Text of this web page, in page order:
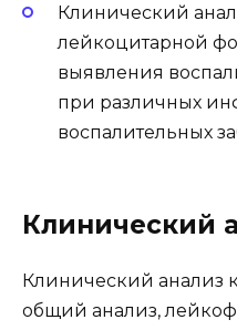
Клинический
лейкоцитарной
выявления
при различных
воспалительных
Клинический
Клинический анализ
общий анализ,